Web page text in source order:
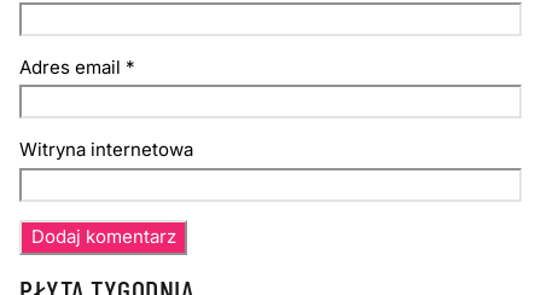
Adres email *
Witryna internetowa